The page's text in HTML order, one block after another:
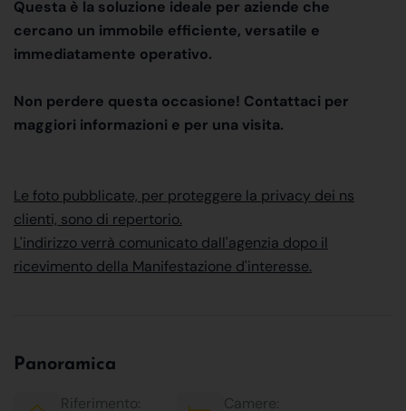
Questa è la soluzione ideale per aziende che
cercano un immobile efficiente, versatile e
immediatamente operativo.
Non perdere questa occasione! Contattaci per
maggiori informazioni e per una visita.
Le foto pubblicate, per proteggere la privacy dei ns
clienti, sono di repertorio.
L'indirizzo verrà comunicato dall'agenzia dopo il
ricevimento della Manifestazione d'interesse.
Panoramica
Riferimento: Camere: